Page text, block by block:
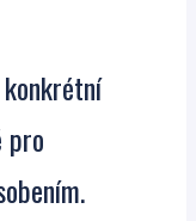
pro